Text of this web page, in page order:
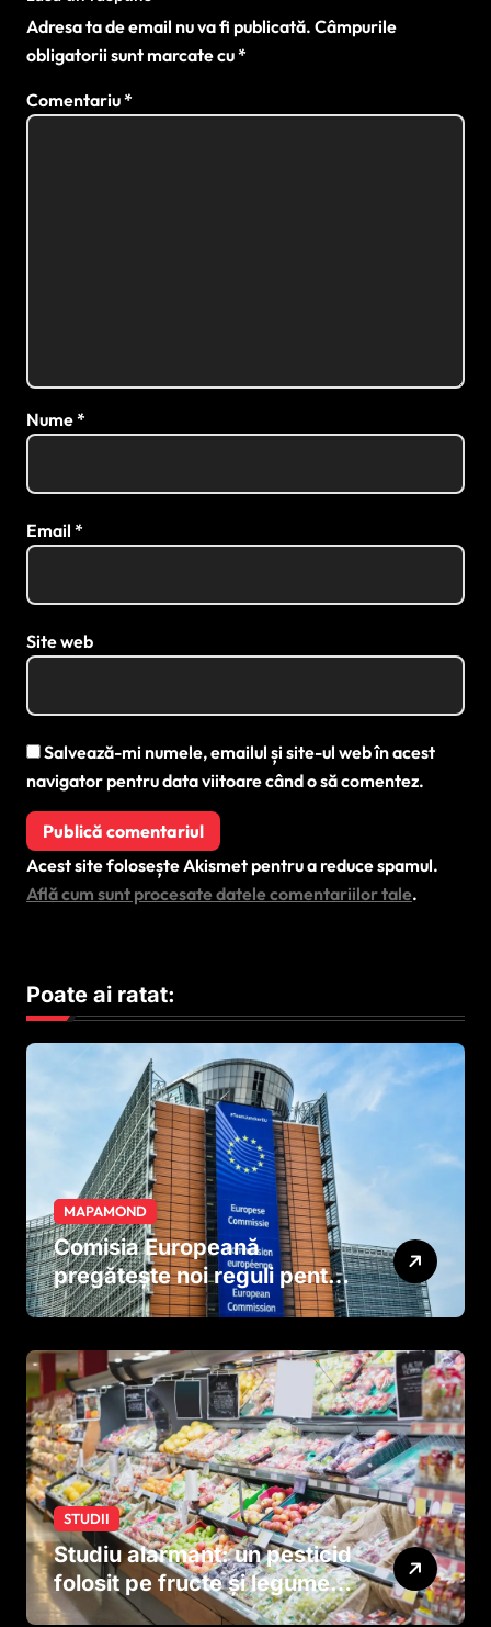
Adresa ta de email nu va fi publicată. Câmpurile
obligatorii sunt marcate cu*
Comentariu*
Nume*
Email *
Site web
Salvează-mi numele, emailul și site-ul web în acest
navigator pentru data viitoare când o să comentez.
Acest site folosește Akismet pentru a reduce spamul.
Află cum sunt procesate datele comentariilor tale.
Poate ai ratat:
MAPAMOND
Comisia Europeană
pregătește noi reguli pentru
tutun și țigările electronice
STUDII
Studiu alarmant: un pesticid
folosit pe fructe și legume
ar putea afecta dezvoltarea